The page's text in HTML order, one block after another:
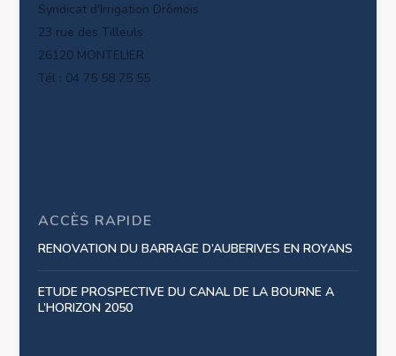
Syndicat d'Irrigation Drômois
23 rue des Tilleuls
26120 MONTELIER
Tél : 04 75 58 75 55
ACCÈS RAPIDE
RENOVATION DU BARRAGE D’AUBERIVES EN ROYANS
ETUDE PROSPECTIVE DU CANAL DE LA BOURNE A
L’HORIZON 2050